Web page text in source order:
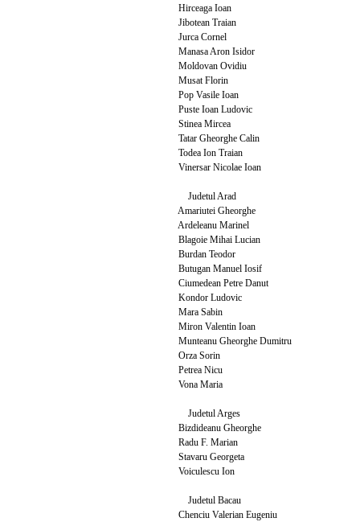
Hirceaga Ioan
Jibotean Traian
Jurca Cornel
Manasa Aron Isidor
Moldovan Ovidiu
Musat Florin
Pop Vasile Ioan
Puste Ioan Ludovic
Stinea Mircea
Tatar Gheorghe Calin
Todea Ion Traian
Vinersar Nicolae Ioan
Judetul Arad
Amariutei Gheorghe
Ardeleanu Marinel
Blagoie Mihai Lucian
Burdan Teodor
Butugan Manuel Iosif
Ciumedean Petre Danut
Kondor Ludovic
Mara Sabin
Miron Valentin Ioan
Munteanu Gheorghe Dumitru
Orza Sorin
Petrea Nicu
Vona Maria
Judetul Arges
Bizdideanu Gheorghe
Radu F. Marian
Stavaru Georgeta
Voiculescu Ion
Judetul Bacau
Chenciu Valerian Eugeniu